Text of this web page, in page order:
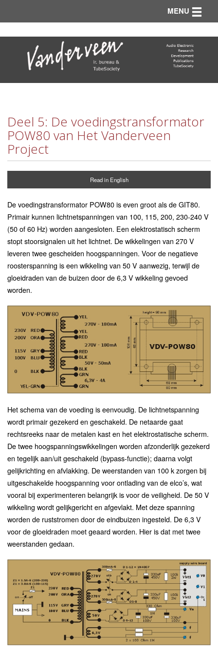
MENU Toggle
Deel 5: De voedingstransformator
POW80 van Het Vanderveen
Project
Read in English
De voedingstransformator POW80 is even groot als de GIT80.
Primair kunnen lichtnetspanningen van 100, 115, 200, 230-240 V
(50 of 60 Hz) worden aangesloten. Een elektrostatisch scherm
stopt stoorsignalen uit het lichtnet. De wikkelingen van 270 V
leveren twee gescheiden hoogspanningen. Voor de negatieve
roosterspanning is een wikkeling van 50 V aanwezig, terwijl de
gloeidraden van de buizen door de 6,3 V wikkeling gevoed
worden.
Het schema van de voeding is eenvoudig. De lichtnetspanning
wordt primair gezekerd en geschakeld. De netaarde gaat
rechtsreeks naar de metalen kast en het elektrostatische scherm.
De twee hoogspanningswikkelingen worden afzonderlijk gezekerd
en tegelijk aan/uit geschakeld (bypass-functie); daarna volgt
gelijkrichting en afvlakking. De weerstanden van 100 k zorgen bij
uitgeschakelde hoogspanning voor ontlading van de elco’s, wat
vooral bij experimenteren belangrijk is voor de veiligheid. De 50 V
wikkeling wordt gelijkgericht en afgevlakt. Met deze spanning
worden de ruststromen door de eindbuizen ingesteld. De 6,3 V
voor de gloeidraden moet geaard worden. Hier is dat met twee
weerstanden gedaan.